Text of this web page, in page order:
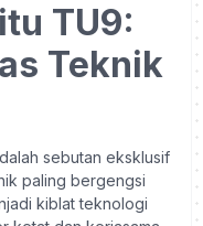
TU9:
Teknik
sebutan eksklusif
paling bergengsi
kiblat teknologi